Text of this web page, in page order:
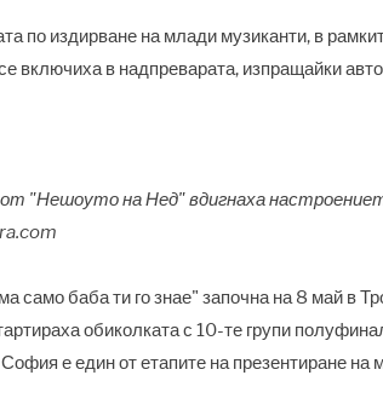
по издирване на млади музиканти, в
включиха в надпреварата, изпращайки
"Нешоуто на Нед" вдигнаха
само баба ти го знае" започна на 8 май в
обиколката с 10-те групи
е един от етапите на презентиране на